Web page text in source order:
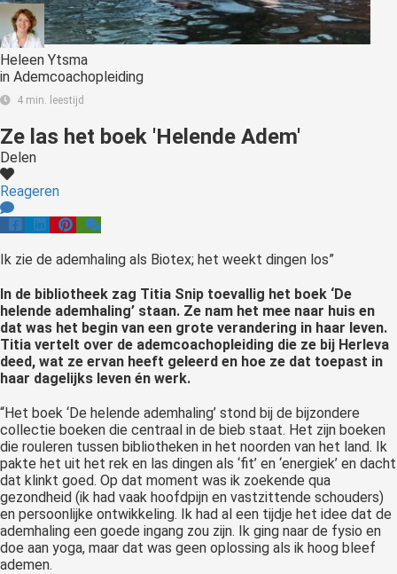
Heleen Ytsma
in Ademcoachopleiding
4 min. leestijd
Ze las het boek 'Helende Adem'
Delen
Reageren
Ik zie de ademhaling als Biotex; het weekt dingen los”
In de bibliotheek zag Titia Snip toevallig het boek ‘De
helende ademhaling’ staan. Ze nam het mee naar huis en
dat was het begin van een grote verandering in haar leven.
Titia vertelt over de ademcoachopleiding die ze bij Herleva
deed, wat ze ervan heeft geleerd en hoe ze dat toepast in
haar dagelijks leven én werk.
“Het boek ‘De helende ademhaling’ stond bij de bijzondere
collectie boeken die centraal in de bieb staat. Het zijn boeken
die rouleren tussen bibliotheken in het noorden van het land. Ik
pakte het uit het rek en las dingen als ‘fit’ en ‘energiek’ en dacht
dat klinkt goed. Op dat moment was ik zoekende qua
gezondheid (ik had vaak hoofdpijn en vastzittende schouders)
en persoonlijke ontwikkeling. Ik had al een tijdje het idee dat de
ademhaling een goede ingang zou zijn. Ik ging naar de fysio en
doe aan yoga, maar dat was geen oplossing als ik hoog bleef
ademen.
worden
om
te
over
op
te
de
Hierdoor
website-
van